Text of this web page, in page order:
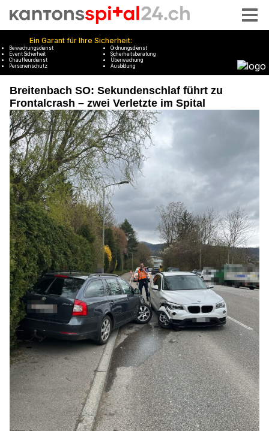
Breitenbach SO: Sekundenschlaf führt zu
Frontalcrash – zwei Verletzte im Spital